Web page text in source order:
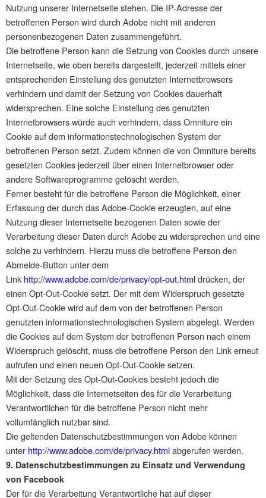
Nutzung unserer Internetseite stehen. Die IP-Adresse der
betroffenen Person wird durch Adobe nicht mit anderen
personenbezogenen Daten zusammengeführt.
Die betroffene Person kann die Setzung von Cookies durch unsere
Internetseite, wie oben bereits dargestellt, jederzeit mittels einer
entsprechenden Einstellung des genutzten Internetbrowsers
verhindern und damit der Setzung von Cookies dauerhaft
widersprechen. Eine solche Einstellung des genutzten
Internetbrowsers würde auch verhindern, dass Omniture ein
Cookie auf dem informationstechnologischen System der
betroffenen Person setzt. Zudem können die von Omniture bereits
gesetzten Cookies jederzeit über einen Internetbrowser oder
andere Softwareprogramme gelöscht werden.
Ferner besteht für die betroffene Person die Möglichkeit, einer
Erfassung der durch das Adobe-Cookie erzeugten, auf eine
Nutzung dieser Internetseite bezogenen Daten sowie der
Verarbeitung dieser Daten durch Adobe zu widersprechen und eine
solche zu verhindern. Hierzu muss die betroffene Person den
Abmelde-Button unter dem
Link http://www.adobe.com/de/privacy/opt-out.htmldrücken, der
einen Opt-Out-Cookie setzt. Der mit dem Widerspruch gesetzte
Opt-Out-Cookie wird auf dem von der betroffenen Person
genutzten informationstechnologischen System abgelegt. Werden
die Cookies auf dem System der betroffenen Person nach einem
Widerspruch gelöscht, muss die betroffene Person den Link erneut
aufrufen und einen neuen Opt-Out-Cookie setzen.
Mit der Setzung des Opt-Out-Cookies besteht jedoch die
Möglichkeit, dass die Internetseiten des für die Verarbeitung
Verantwortlichen für die betroffene Person nicht mehr
vollumfänglich nutzbar sind.
Die geltenden Datenschutzbestimmungen von Adobe können
unter http://www.adobe.com/de/privacy.htmlabgerufen werden.
9. Datenschutzbestimmungen zu Einsatz und Verwendung
von Facebook
Der für die Verarbeitung Verantwortliche hat auf dieser